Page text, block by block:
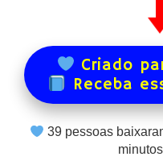
Criado
Receba
40 pessoas